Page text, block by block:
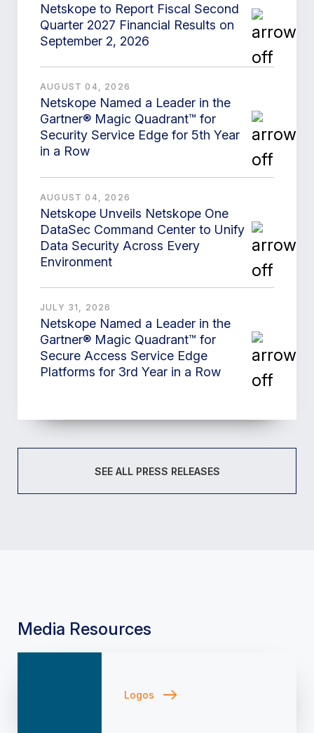
Netskope to Report Fiscal Second
Quarter 2027 Financial Results on
September 2, 2026
AUGUST 04, 2026
Netskope Named a Leader in the
Gartner® Magic Quadrant™ for
Security Service Edge for 5th Year
in a Row
AUGUST 04, 2026
Netskope Unveils Netskope One
DataSec Command Center to Unify
Data Security Across Every
Environment
JULY 31, 2026
Netskope Named a Leader in the
Gartner® Magic Quadrant™ for
Secure Access Service Edge
Platforms for 3rd Year in a Row
SEE ALL PRESS RELEASES
Media Resources
Logos